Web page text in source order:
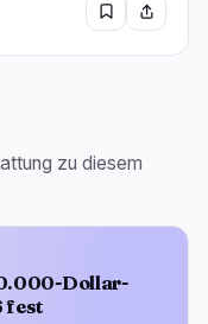
zu diesem
Dollar-
fest